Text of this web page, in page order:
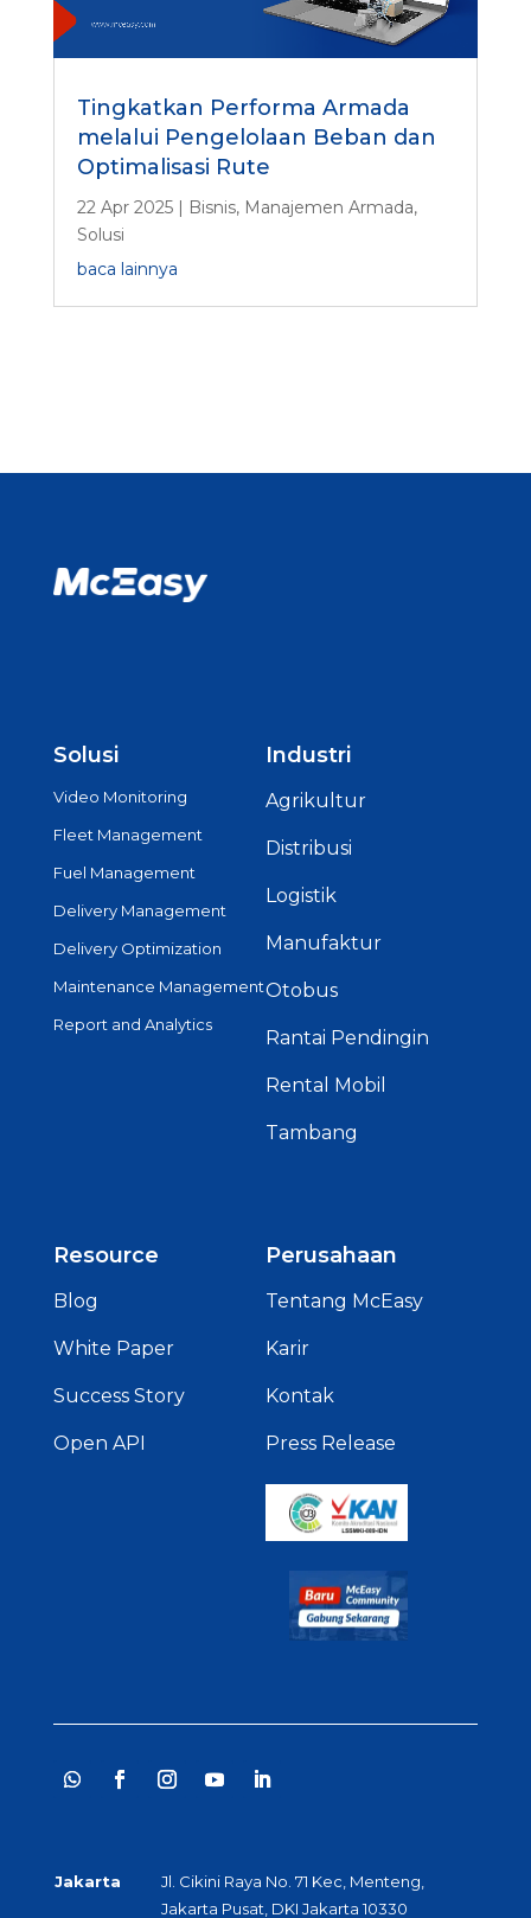
Tingkatkan Performa Armada
melalui Pengelolaan Beban dan
Optimalisasi Rute
22 Apr 2025| Bisnis, Manajemen Armada,
Solusi
baca lainnya
Solusi
Video Monitoring
Fleet Management
Fuel Management
Delivery Management
Delivery Optimization
Maintenance Management
Report and Analytics
Industri
Agrikultur
Distribusi
Logistik
Manufaktur
Otobus
Rantai Pendingin
Rental Mobil
Tambang
Resource
Blog
White Paper
Success Story
Open API
Perusahaan
Tentang McEasy
Karir
Kontak
Press Release
Jakarta
Jl. Cikini Raya No. 71 Kec, Menteng,
Jakarta Pusat, DKI Jakarta 10330